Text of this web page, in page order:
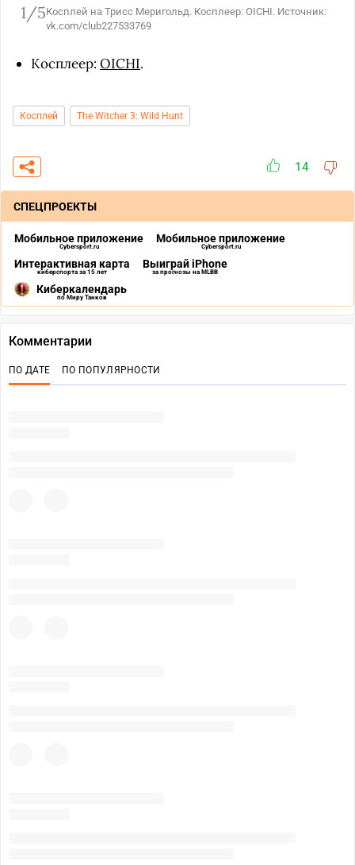
1/5Косплей на Трисс Меригольд. Косплеер: OICHI. Источник:
vk.com/club227533769
Косплеер: OICHI.
Косплей The Witcher 3: Wild Hunt
14
СПЕЦПРОЕКТЫ
Мобильное приложение
Cybersport.ru
Мобильное приложение
Cybersport.ru
Интерактивная карта
киберспорта за 15 лет
Выиграй iPhone
за прогнозы на MLBB
Киберкалендарь
по Миру Танков
Комментарии
ПО ДАТЕ ПО ПОПУЛЯРНОСТИ